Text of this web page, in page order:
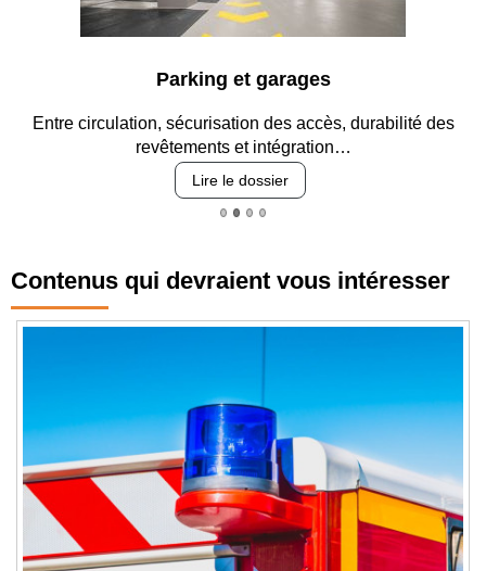
Parking et garages
Entre circulation, sécurisation des accès, durabilité des
revêtements et intégration…
Lire le dossier
Contenus qui devraient vous intéresser